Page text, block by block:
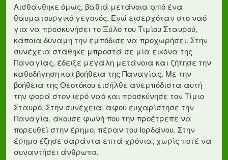
Αισθάνθηκε όμως, βαθιά μετάνοια από ένα
θαυματουργικό γεγονός. Ενώ εισερχόταν στο ναό
για να προσκυνήσει το Ξύλο του Τιμίου Σταυρού,
κάποια δύναμη την εμπόδισε να προχωρήσει. Στην
συνέχεια στάθηκε μπροστά σε μία εικόνα της
Παναγίας, έδειξε μεγάλη μετάνοια και ζήτησε την
καθοδήγηση και βοήθεια της Παναγίας. Με την
βοήθεια της Θεοτόκου εισήλθε ανεμπόδιστα αυτή
την φορά στον ιερό ναό και προσκύνησε τον Τίμιο
Σταυρό. Στην συνέχεια, αφού ευχαρίστησε την
Παναγία, άκουσε φωνή που την προέτρεπε να
πορευθεί στην έρημο, πέραν του Ιορδάνου. Στην
έρημο έζησε σαράντα επτά χρόνια, χωρίς ποτέ να
συναντήσει άνθρωπο.